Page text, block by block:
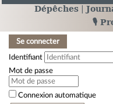
Dépêches
🎙️
Se connecter
Identifiant
Mot de passe
Connexion automatique